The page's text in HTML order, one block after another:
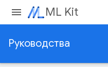
ML Kit
Руководства